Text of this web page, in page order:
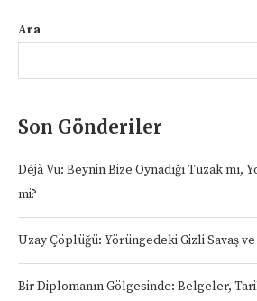
Ara
Son Gönderiler
Déjà Vu: Beynin Bize Oynadığı Tuzak mı,
mi?
Uzay Çöplüğü: Yörüngedeki Gizli Savaş
Bir Diplomanın Gölgesinde: Belgeler,